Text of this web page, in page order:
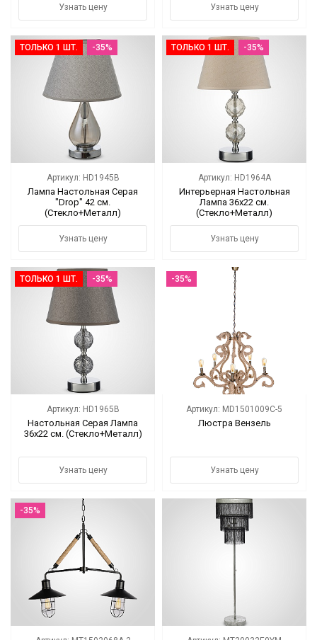
Узнать цену Узнать цену
ТОЛЬКО 1 ШТ. -35%
Артикул: HD1945B
Лампа Настольная Серая
"Drop" 42 см.
(Стекло+Металл)
Узнать цену
ТОЛЬКО 1 ШТ. -35%
Артикул: HD1964A
Интерьерная Настольная
Лампа 36х22 см.
(Стекло+Металл)
Узнать цену
ТОЛЬКО 1 ШТ. -35%
Артикул: HD1965B
Настольная Серая Лампа
36х22 см. (Стекло+Металл)
Узнать цену
-35%
Артикул: MD1501009C-5
Люстра Вензель
Узнать цену
-35%